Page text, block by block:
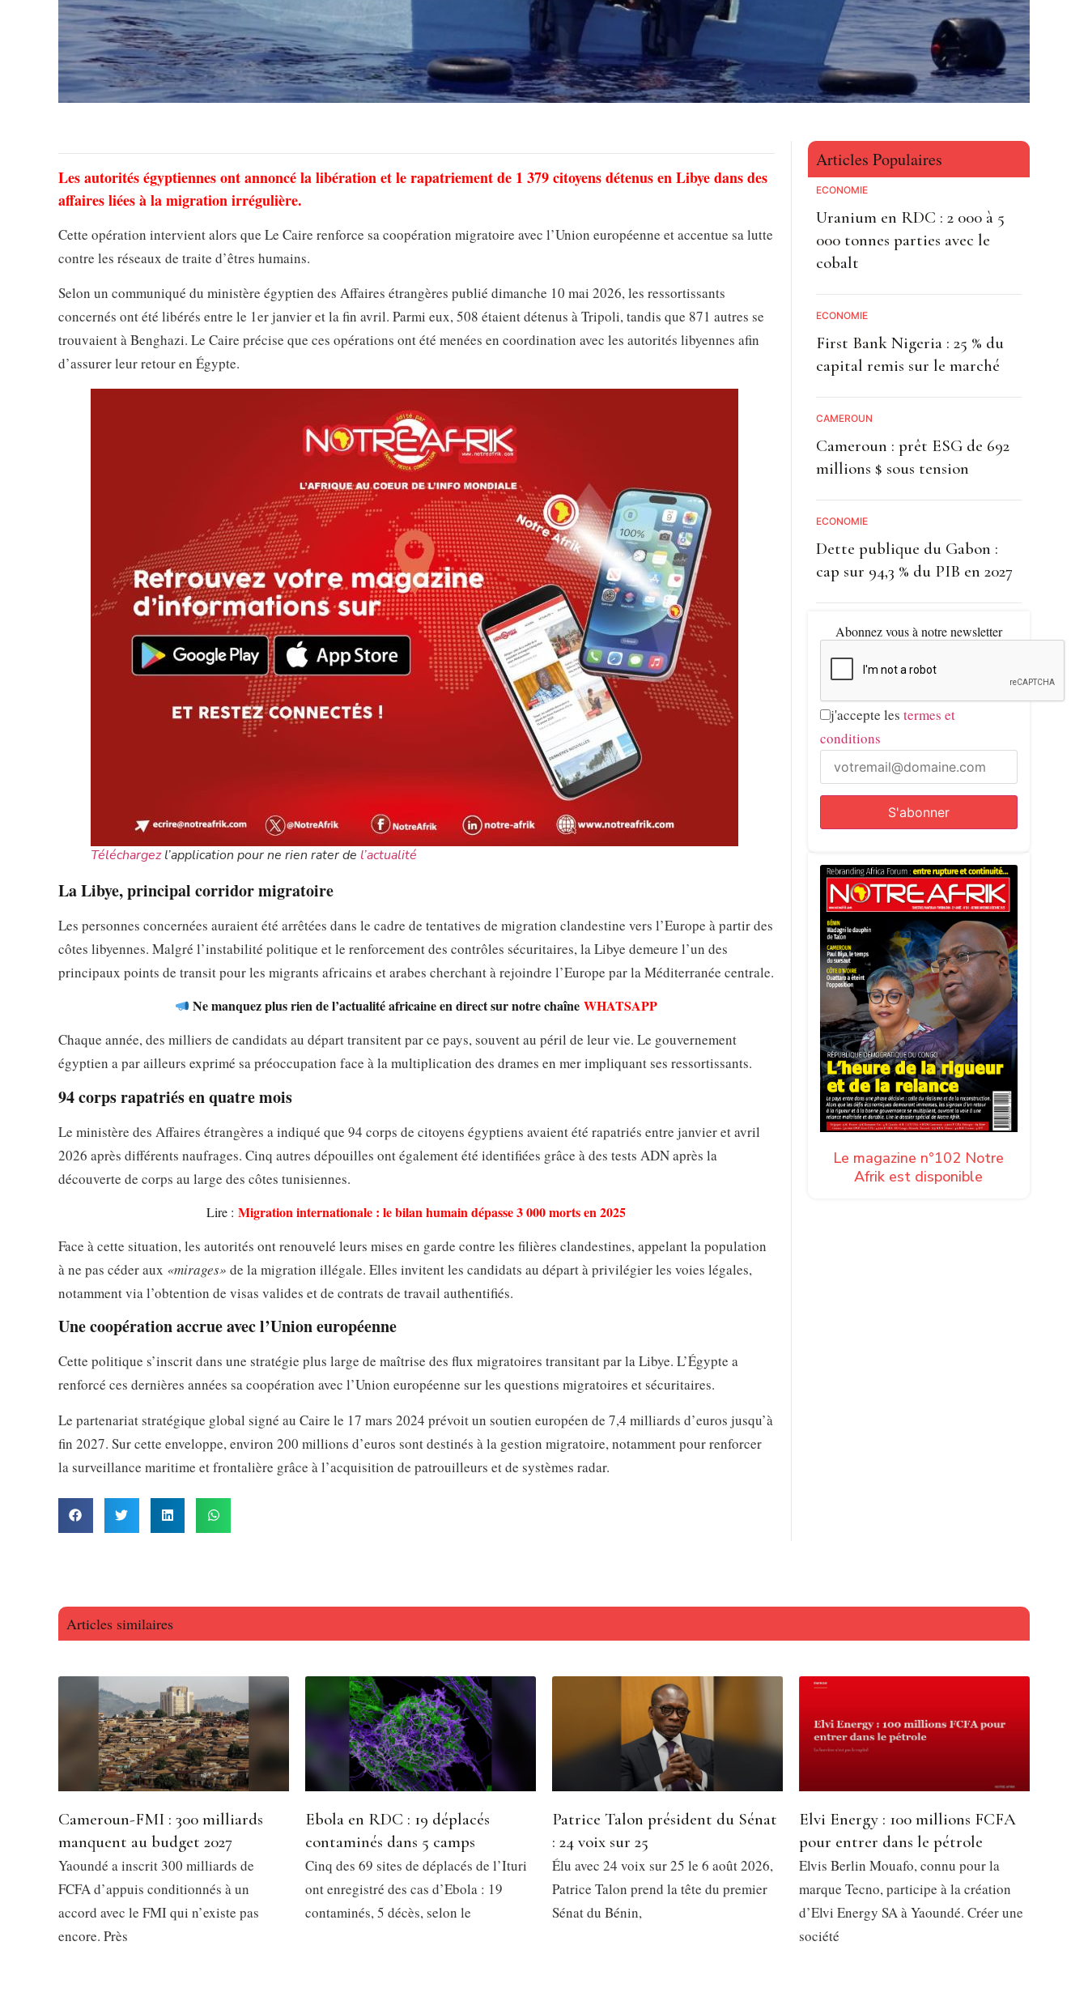
Les autorités égyptiennes ont annoncé la libération et le rapatriement de 1 379 citoyens détenus en Libye dans des
affaires liées à la migration irrégulière.
Cette opération intervient alors que Le Caire renforce sa coopération migratoire avec l’Union européenne et accentue sa lutte
contre les réseaux de traite d’êtres humains.
Selon un communiqué du ministère égyptien des Affaires étrangères publié dimanche 10 mai 2026, les ressortissants
concernés ont été libérés entre le 1er janvier et la fin avril. Parmi eux, 508 étaient détenus à Tripoli, tandis que 871 autres se
trouvaient à Benghazi. Le Caire précise que ces opérations ont été menées en coordination avec les autorités libyennes afin
d’assurer leur retour en Égypte.
Téléchargezl’application pour ne rien rater de l’actualité
La Libye, principal corridor migratoire
Les personnes concernées auraient été arrêtées dans le cadre de tentatives de migration clandestine vers l’Europe à partir des
côtes libyennes. Malgré l’instabilité politique et le renforcement des contrôles sécuritaires, la Libye demeure l’un des
principaux points de transit pour les migrants africains et arabes cherchant à rejoindre l’Europe par la Méditerranée centrale.
Ne manquez plus rien de l’actualité africaine en direct sur notre chaîneWHATSAPP
Chaque année, des milliers de candidats au départ transitent par ce pays, souvent au péril de leur vie. Le gouvernement
égyptien a par ailleurs exprimé sa préoccupation face à la multiplication des drames en mer impliquant ses ressortissants.
94 corps rapatriés en quatre mois
Le ministère des Affaires étrangères a indiqué que 94 corps de citoyens égyptiens avaient été rapatriés entre janvier et avril
2026 après différents naufrages. Cinq autres dépouilles ont également été identifiées grâce à des tests ADN après la
découverte de corps au large des côtes tunisiennes.
Lire :Migration internationale : le bilan humain dépasse 3 000 morts en 2025
Face à cette situation, les autorités ont renouvelé leurs mises en garde contre les filières clandestines, appelant la population
à ne pas céder aux «mirages» de la migration illégale. Elles invitent les candidats au départ à privilégier les voies légales,
notamment via l’obtention de visas valides et de contrats de travail authentifiés.
Une coopération accrue avec l’Union européenne
Cette politique s’inscrit dans une stratégie plus large de maîtrise des flux migratoires transitant par la Libye. L’Égypte a
renforcé ces dernières années sa coopération avec l’Union européenne sur les questions migratoires et sécuritaires.
Le partenariat stratégique global signé au Caire le 17 mars 2024 prévoit un soutien européen de 7,4 milliards d’euros jusqu’à
fin 2027. Sur cette enveloppe, environ 200 millions d’euros sont destinés à la gestion migratoire, notamment pour renforcer
la surveillance maritime et frontalière grâce à l’acquisition de patrouilleurs et de systèmes radar.
Articles Populaires
ECONOMIE
Uranium en RDC : 2 000 à 5
000 tonnes parties avec le
cobalt
ECONOMIE
First Bank Nigeria : 25 % du
capital remis sur le marché
CAMEROUN
Cameroun : prêt ESG de 692
millions $ sous tension
ECONOMIE
Dette publique du Gabon :
cap sur 94,3 % du PIB en 2027
Abonnez vous à notre newsletter
j'accepte les termes et
conditions
Le magazine n°102 Notre
Afrik est disponible
Articles similaires
Cameroun-FMI : 300 milliards
manquent au budget 2027
Yaoundé a inscrit 300 milliards de
FCFA d’appuis conditionnés à un
accord avec le FMI qui n’existe pas
encore. Près
Ebola en RDC : 19 déplacés
contaminés dans 5 camps
Cinq des 69 sites de déplacés de l’Ituri
ont enregistré des cas d’Ebola : 19
contaminés, 5 décès, selon le
Patrice Talon président du Sénat
: 24 voix sur 25
Élu avec 24 voix sur 25 le 6 août 2026,
Patrice Talon prend la tête du premier
Sénat du Bénin,
Elvi Energy : 100 millions FCFA
pour entrer dans le pétrole
Elvis Berlin Mouafo, connu pour la
marque Tecno, participe à la création
d’Elvi Energy SA à Yaoundé. Créer une
société